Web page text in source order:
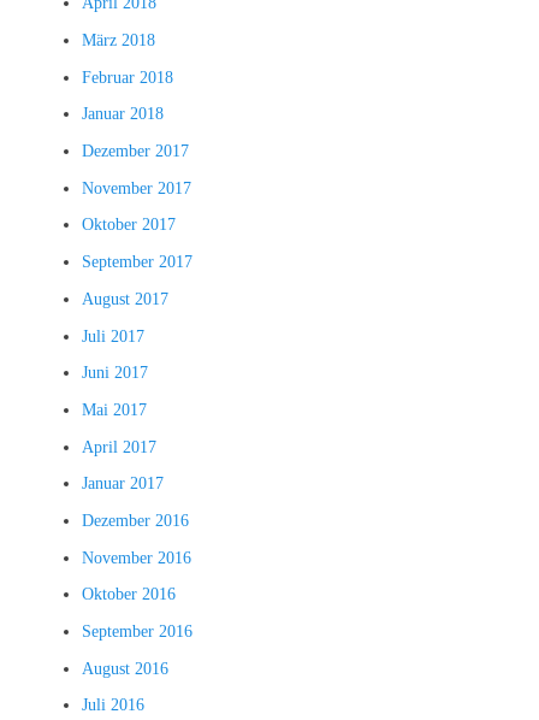
März 2018
Februar 2018
Januar 2018
Dezember 2017
November 2017
Oktober 2017
September 2017
August 2017
Juli 2017
Juni 2017
Mai 2017
April 2017
Januar 2017
Dezember 2016
November 2016
Oktober 2016
September 2016
August 2016
Juli 2016